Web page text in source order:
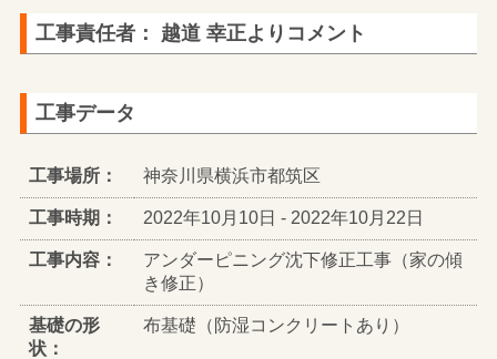
工事責任者： 越道 幸正よりコメント
工事データ
工事場所： 神奈川県横浜市都筑区
工事時期： 2022年10月10日 - 2022年10月22日
工事内容：
アンダーピニング沈下修正工事（家の傾
き修正）
基礎の形
状：
布基礎（防湿コンクリートあり）